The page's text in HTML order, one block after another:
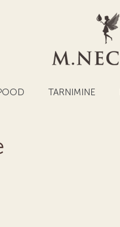
TARNIMINE